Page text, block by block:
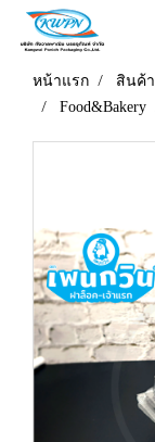
หน้าแรก สินค้
Food&Bakery